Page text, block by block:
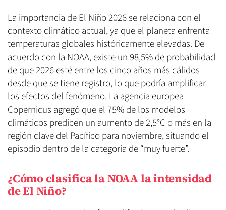
La importancia de El Niño 2026 se relaciona con el
contexto climático actual, ya que el planeta enfrenta
temperaturas globales históricamente elevadas. De
acuerdo con la NOAA, existe un 98,5% de probabilidad
de que 2026 esté entre los cinco años más cálidos
desde que se tiene registro, lo que podría amplificar
los efectos del fenómeno. La agencia europea
Copernicus agregó que el 75% de los modelos
climáticos predicen un aumento de 2,5°C o más en la
región clave del Pacífico para noviembre, situando el
episodio dentro de la categoría de “muy fuerte”.
¿Cómo clasifica la NOAA la intensidad
de El Niño?